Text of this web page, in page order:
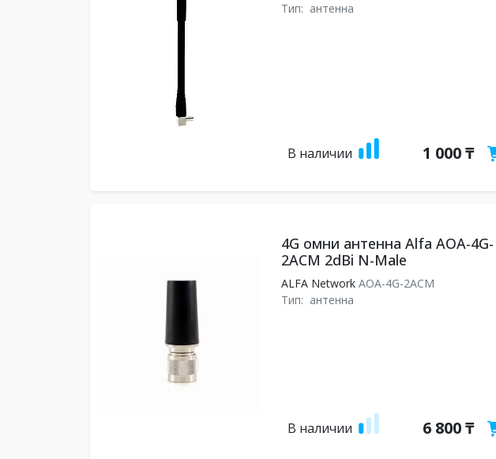
Тип: антенна
В наличии 1 000 ₸
4G омни антенна Alfa AOA-4G-
2ACM 2dBi N-Male
ALFA NetworkAOA-4G-2ACM
Тип: антенна
В наличии 6 800 ₸